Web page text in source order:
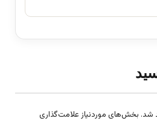
شد. بخش‌های موردنیاز علامت‌گذاری